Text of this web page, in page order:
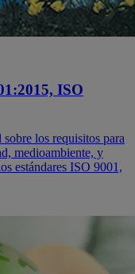
ISO
los requisitos para
medioambiente, y
estándares ISO 9001,